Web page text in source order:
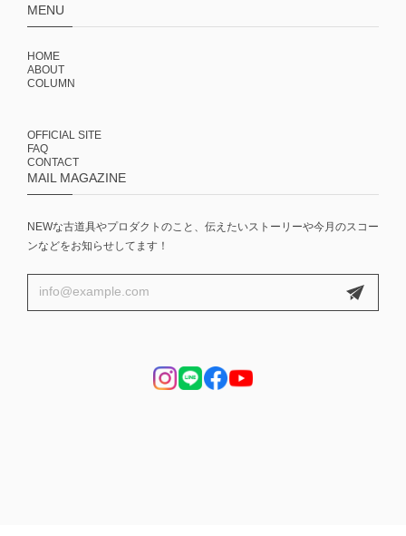
MENU
HOME
ABOUT
COLUMN
OFFICIAL SITE
FAQ
CONTACT
MAIL MAGAZINE
NEWな古道具やプロダクトのこと、伝えたいストーリーや今月のスコー
ンなどをお知らせしてます！